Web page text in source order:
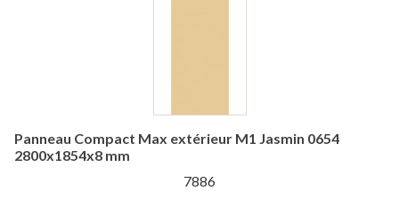
Panneau Compact Max extérieur M1 Jasmin 0654
2800x1854x8 mm
7886